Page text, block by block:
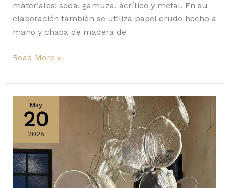
materiales: seda, gamuza, acrílico y metal. En su
elaboración también se utiliza papel crudo hecho a
mano y chapa de madera de
Read More »
May
20
2025
Bocci
gana
el
NYCxDesign
Awards
2025